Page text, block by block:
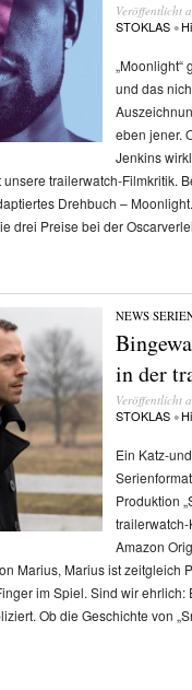
Veröffentlicht
STOKLAS •
„Moonlight“
und das
eben jener.
Jenkins
trailerwatch-Filmkritik.
Drehbuch –
drei Preise bei der
NEWS/
in der
Veröffentlicht
STOKLAS •
Ein Katz-
Produktion
Amazon
Marius, Marius ist zeitgleich
im Spiel. Sind wir ehrlich:
Ob die Geschichte von